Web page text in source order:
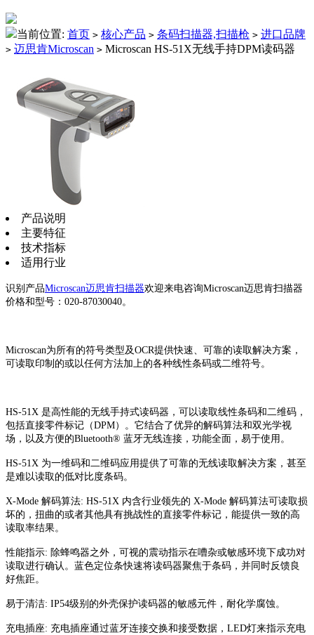
当前位置: 首页 > 核心产品 > 条码扫描器,扫描枪 > 进口品牌
> 迈思肯Microscan > Microscan HS-51X无线手持DPM读码器
产品说明
主要特征
技术指标
适用行业
识别产品Microscan迈思肯扫描器欢迎来电咨询Microscan迈思肯扫描器
价格和型号：020-87030040。
Microscan为所有的符号类型及OCR提供快速、可靠的读取解决方案，
可读取印制的或以任何方法加上的各种线性条码或二维符号。
HS-51X 是高性能的无线手持式读码器，可以读取线性条码和二维码，
包括直接零件标记（DPM）。它结合了优异的解码算法和双光学视
场，以及方便的Bluetooth® 蓝牙无线连接，功能全面，易于使用。
HS-51X 为一维码和二维码应用提供了可靠的无线读取解决方案，甚至
是难以读取的低对比度条码。
X-Mode 解码算法: HS-51X 内含行业领先的 X-Mode 解码算法可读取损
坏的，扭曲的或者其他具有挑战性的直接零件标记，能提供一致的高
读取率结果。
性能指示: 除蜂鸣器之外，可视的震动指示在嘈杂或敏感环境下成功对
读取进行确认。蓝色定位条快速将读码器聚焦于条码，并同时反馈良
好焦距。
易于清洁: IP54级别的外壳保护读码器的敏感元件，耐化学腐蚀。
充电插座: 充电插座通过蓝牙连接交换和接受数据，LED灯来指示充电